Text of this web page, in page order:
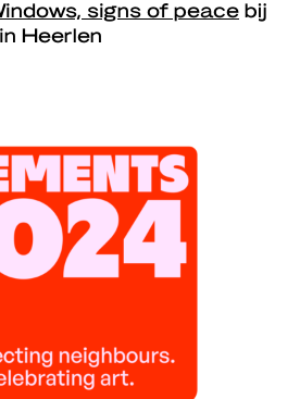
signs of peace bij
Heerlen